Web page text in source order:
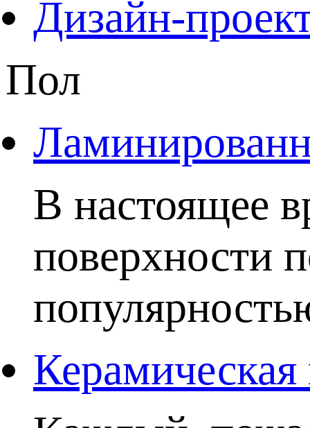
Дизайн-
Пол
В настоящее
поверхности